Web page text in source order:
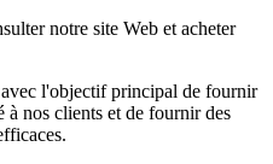
notre site Web et acheter
avec l'objectif principal de fournir
à nos clients et de fournir des